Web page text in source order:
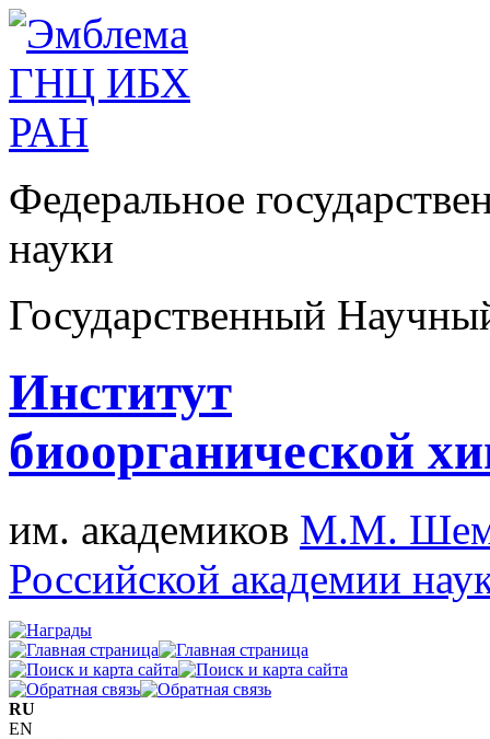
Федеральное
науки
Государственный
Институт
биоорганической
им. академиков М.М.
Российской академии
RU
EN